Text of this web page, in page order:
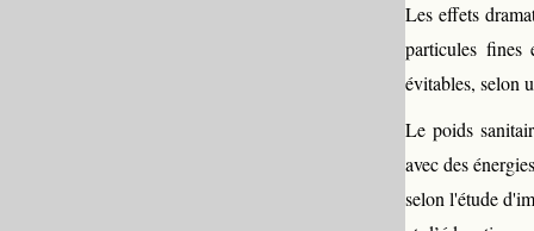
Les effets
particules fines
évitables, selon
Le poids
avec des
selon l'étude